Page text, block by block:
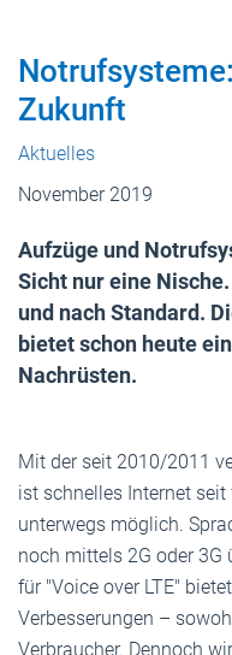
Zukunft
Aktuelles
November 2019
Aufzüge und
Sicht nur eine
und nach Standard.
bietet schon heute
Nachrüsten.
Mit der seit 2010/2011
ist schnelles Internet
unterwegs möglich.
noch mittels 2G oder 3G
für "Voice over LTE"
Verbesserungen –
Verbraucher. Dennoch